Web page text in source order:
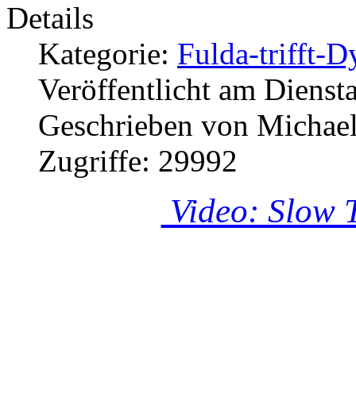
Details
Kategorie: Fulda-trifft-
Veröffentlicht am
Geschrieben von
Zugriffe: 29992
Video: Slow